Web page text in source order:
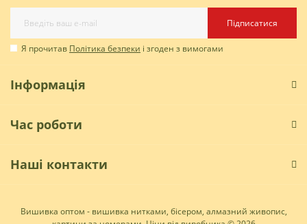
Підписатися
Я прочитав Політика безпеки і згоден з вимогами
Інформація
Час роботи
Наші контакти
Вишивка оптом - вишивка нитками, бісером, алмазний живопис,